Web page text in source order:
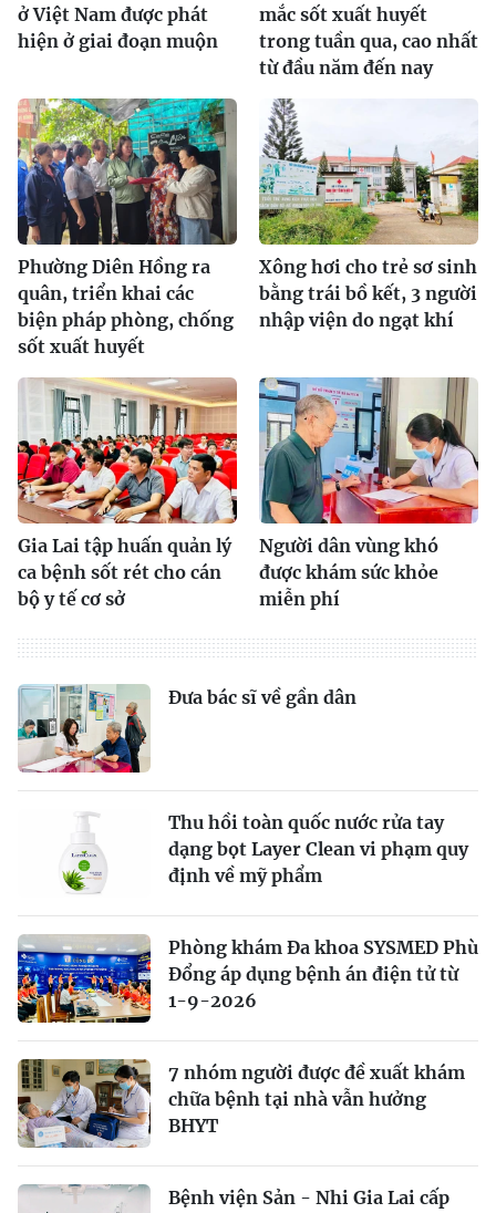
ở Việt Nam được phát
hiện ở giai đoạn muộn
mắc sốt xuất huyết
trong tuần qua, cao nhất
từ đầu năm đến nay
Phường Diên Hồng ra
quân, triển khai các
biện pháp phòng, chống
sốt xuất huyết
Xông hơi cho trẻ sơ sinh
bằng trái bồ kết, 3 người
nhập viện do ngạt khí
Gia Lai tập huấn quản lý
ca bệnh sốt rét cho cán
bộ y tế cơ sở
Người dân vùng khó
được khám sức khỏe
miễn phí
Đưa bác sĩ về gần dân
Thu hồi toàn quốc nước rửa tay
dạng bọt Layer Clean vi phạm quy
định về mỹ phẩm
Phòng khám Đa khoa SYSMED Phù
Đổng áp dụng bệnh án điện tử từ
1-9-2026
7 nhóm người được đề xuất khám
chữa bệnh tại nhà vẫn hưởng
BHYT
Bệnh viện Sản - Nhi Gia Lai cấp